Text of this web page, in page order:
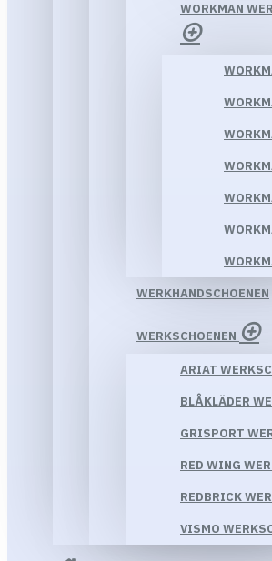
WORKMAN
WERKHANDSCHOENEN
WERKSCHOENEN
ARIAT
BLÅKLÄDER
GRISPORT
RED WING
REDBRICK
VISMO